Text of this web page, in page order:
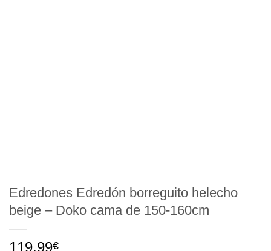
Edredones Edredón borreguito helecho
beige – Doko cama de 150-160cm
119,99€